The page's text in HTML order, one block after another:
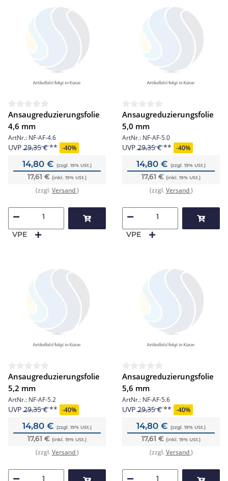
Ansaugreduzierungsfolie
4,6 mm
ArtNr.: NF-AF-4.6
UVP29,35 € -40%
14,80 € (zzgl. 19% USt.)
17,61 € (inkl. 19% USt.)
(zzgl.Versand)
VPE
Ansaugreduzierungsfolie
5,0 mm
ArtNr.: NF-AF-5.0
UVP29,35 € -40%
14,80 € (zzgl. 19% USt.)
17,61 € (inkl. 19% USt.)
(zzgl.Versand)
VPE
Ansaugreduzierungsfolie
5,2 mm
ArtNr.: NF-AF-5.2
UVP29,35 € -40%
14,80 € (zzgl. 19% USt.)
17,61 € (inkl. 19% USt.)
(zzgl.Versand)
Ansaugreduzierungsfolie
5,6 mm
ArtNr.: NF-AF-5.6
UVP29,35 € -40%
14,80 € (zzgl. 19% USt.)
17,61 € (inkl. 19% USt.)
(zzgl.Versand)